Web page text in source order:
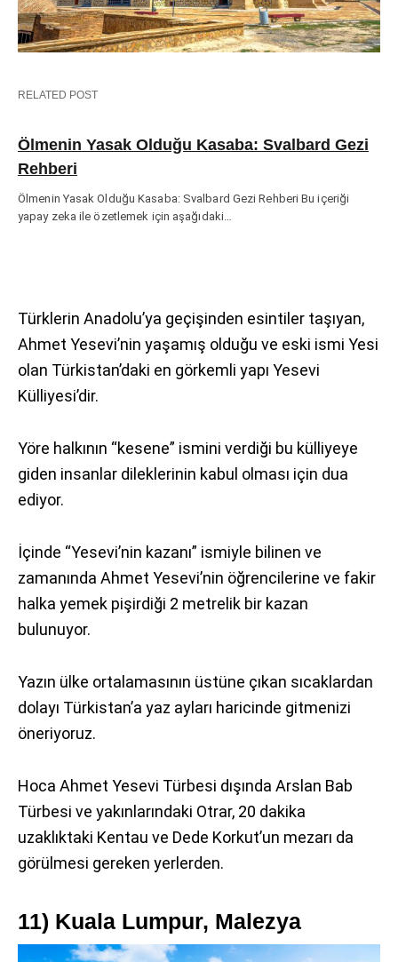
RELATED POST
Ölmenin Yasak Olduğu Kasaba: Svalbard Gezi
Rehberi
Ölmenin Yasak Olduğu Kasaba: Svalbard Gezi Rehberi Bu içeriği
yapay zeka ile özetlemek için aşağıdaki…
Türklerin Anadolu’ya geçişinden esintiler taşıyan,
Ahmet Yesevi’nin yaşamış olduğu ve eski ismi Yesi
olan Türkistan’daki en görkemli yapı Yesevi
Külliyesi’dir.
Yöre halkının “kesene” ismini verdiği bu külliyeye
giden insanlar dileklerinin kabul olması için dua
ediyor.
İçinde “Yesevi’nin kazanı” ismiyle bilinen ve
zamanında Ahmet Yesevi’nin öğrencilerine ve fakir
halka yemek pişirdiği 2 metrelik bir kazan
bulunuyor.
Yazın ülke ortalamasının üstüne çıkan sıcaklardan
dolayı Türkistan’a yaz ayları haricinde gitmenizi
öneriyoruz.
Hoca Ahmet Yesevi Türbesi dışında Arslan Bab
Türbesi ve yakınlarındaki Otrar, 20 dakika
uzaklıktaki Kentau ve Dede Korkut’un mezarı da
görülmesi gereken yerlerden.
11) Kuala Lumpur, Malezya